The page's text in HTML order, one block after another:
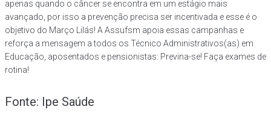
apenas quando o câncer se encontra em um estágio mais
avançado, por isso a prevenção precisa ser incentivada e esse é o
objetivo do Março Lilás! A Assufsm apoia essas campanhas e
reforça a mensagem a todos os Técnico Administrativos(as) em
Educação, aposentados e pensionistas: Previna-se! Faça exames de
rotina!
Fonte: Ipe Saúde